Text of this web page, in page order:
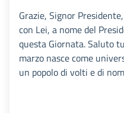
Grazie, Signor
con Lei, a nome del
questa Giornata. Saluto
marzo nasce come
un popolo di volti e di